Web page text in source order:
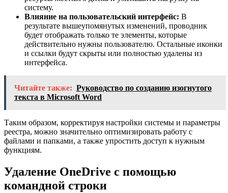
систему.
Влияние на пользовательский интерфейс: В
результате вышеупомянутых изменений, проводник
будет отображать только те элементы, которые
действительно нужны пользователю. Остальные иконки
и ссылки будут скрыты или полностью удалены из
интерфейса.
Читайте также: Руководство по созданию изогнутого
текста в Microsoft Word
Таким образом, корректируя настройки системы и параметры
реестра, можно значительно оптимизировать работу с
файлами и папками, а также упростить доступ к нужным
функциям.
Удаление OneDrive с помощью
командной строки